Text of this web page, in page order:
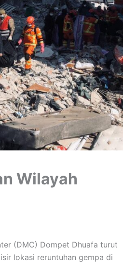
Wilayah
(DMC) Dompet Dhuafa turut
lokasi reruntuhan gempa di